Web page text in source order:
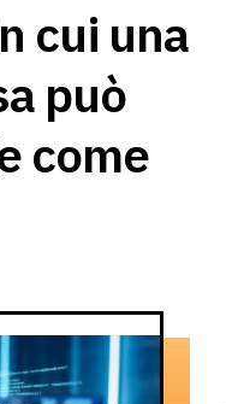
cui una
può
come